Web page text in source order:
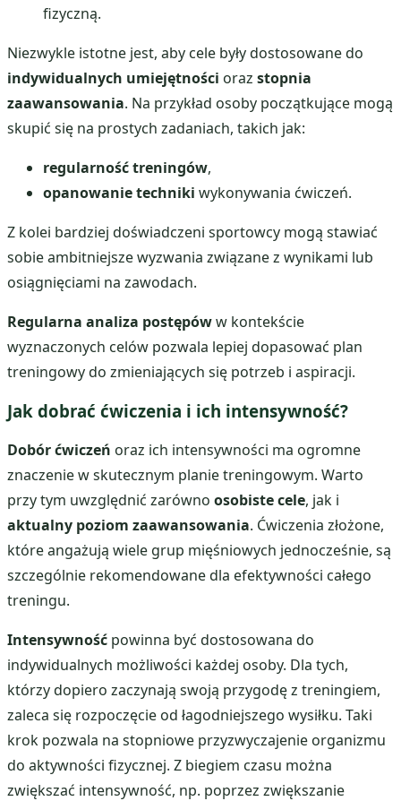
fizyczną.
Niezwykle istotne jest, aby cele były dostosowane do
indywidualnych umiejętności oraz stopnia
zaawansowania. Na przykład osoby początkujące mogą
skupić się na prostych zadaniach, takich jak:
regularność treningów,
opanowanie techniki wykonywania ćwiczeń.
Z kolei bardziej doświadczeni sportowcy mogą stawiać
sobie ambitniejsze wyzwania związane z wynikami lub
osiągnięciami na zawodach.
Regularna analiza postępóww kontekście
wyznaczonych celów pozwala lepiej dopasować plan
treningowy do zmieniających się potrzeb i aspiracji.
Jak dobrać ćwiczenia i ich intensywność?
Dobór ćwiczeń oraz ich intensywności ma ogromne
znaczenie w skutecznym planie treningowym. Warto
przy tym uwzględnić zarówno osobiste cele, jak i
aktualny poziom zaawansowania. Ćwiczenia złożone,
które angażują wiele grup mięśniowych jednocześnie, są
szczególnie rekomendowane dla efektywności całego
treningu.
Intensywność powinna być dostosowana do
indywidualnych możliwości każdej osoby. Dla tych,
którzy dopiero zaczynają swoją przygodę z treningiem,
zaleca się rozpoczęcie od łagodniejszego wysiłku. Taki
krok pozwala na stopniowe przyzwyczajenie organizmu
do aktywności fizycznej. Z biegiem czasu można
zwiększać intensywność, np. poprzez zwiększanie